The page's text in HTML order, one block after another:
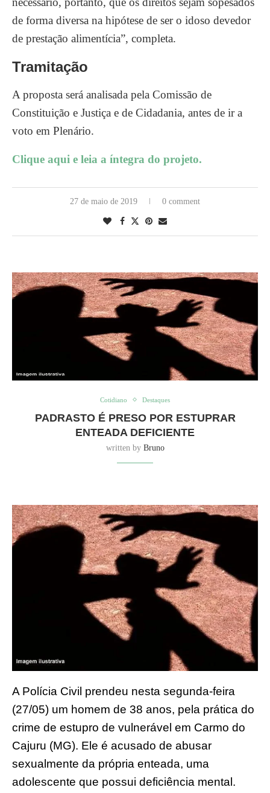
de forma diversa na hipótese de ser o idoso devedor
de prestação alimentícia”, completa.
Tramitação
A proposta será analisada pela Comissão de
Constituição e Justiça e de Cidadania, antes de ir a
voto em Plenário.
Clique aqui e leia a íntegra do projeto.
27 de maio de 2019 0 comment
Cotidiano Destaques
PADRASTO É PRESO POR ESTUPRAR
ENTEADA DEFICIENTE
written by Bruno
A Polícia Civil prendeu nesta segunda-feira
(27/05) um homem de 38 anos, pela prática do
crime de estupro de vulnerável em Carmo do
Cajuru (MG). Ele é acusado de abusar
sexualmente da própria enteada, uma
adolescente que possui deficiência mental.